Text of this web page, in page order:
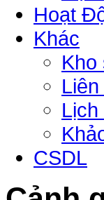
Hoạt
Khác
Kho
CSDL